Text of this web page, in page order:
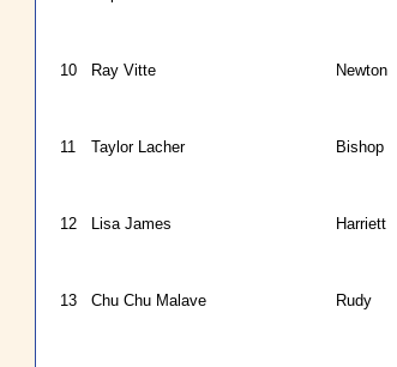
10 Ray Vitte Newton
11 Taylor Lacher Bishop
12 Lisa James Harriett
13 Chu Chu Malave Rudy